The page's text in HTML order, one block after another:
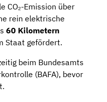
CO₂-Emission über
rein elektrische
60 Kilometern
Staat gefördert.
beim Bundesamts
(BAFA), bevor